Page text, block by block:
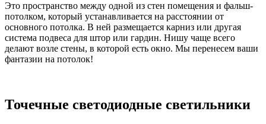
Это пространство между одной из стен помещения и фальш-
потолком, который устанавливается на расстоянии от
основного потолка. В ней размещается карниз или другая
система подвеса для штор или гардин. Нишу чаще всего
делают возле стены, в которой есть окно. Мы перенесем ваши
фантазии на потолок!
Точечные светодиодные светильники